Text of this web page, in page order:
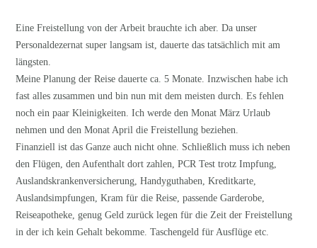
Eine Freistellung von der Arbeit brauchte ich aber. Da unser
Personaldezernat super langsam ist, dauerte das tatsächlich mit am
längsten.
Meine Planung der Reise dauerte ca. 5 Monate. Inzwischen habe ich
fast alles zusammen und bin nun mit dem meisten durch. Es fehlen
noch ein paar Kleinigkeiten. Ich werde den Monat März Urlaub
nehmen und den Monat April die Freistellung beziehen.
Finanziell ist das Ganze auch nicht ohne. Schließlich muss ich neben
den Flügen, den Aufenthalt dort zahlen, PCR Test trotz Impfung,
Auslandskrankenversicherung, Handyguthaben, Kreditkarte,
Auslandsimpfungen, Kram für die Reise, passende Garderobe,
Reiseapotheke, genug Geld zurück legen für die Zeit der Freistellung
in der ich kein Gehalt bekomme. Taschengeld für Ausflüge etc.